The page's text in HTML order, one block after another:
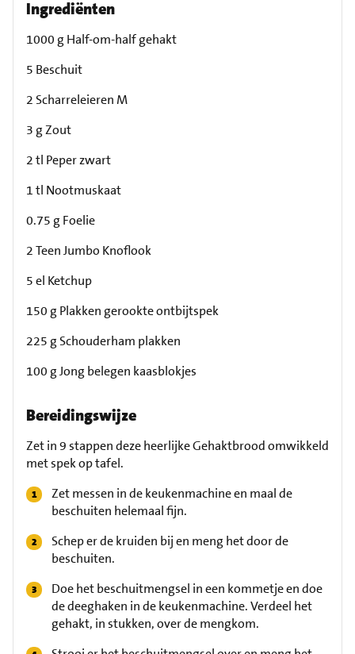
Ingrediënten
1000 g Half-om-half gehakt
5 Beschuit
2 Scharreleieren M
3 g Zout
2 tl Peper zwart
1 tl Nootmuskaat
0.75 g Foelie
2 Teen Jumbo Knoflook
5 el Ketchup
150 g Plakken gerookte ontbijtspek
225 g Schouderham plakken
100 g Jong belegen kaasblokjes
Bereidingswijze
Zet in 9 stappen deze heerlijke Gehaktbrood omwikkeld
met spek op tafel.
Zet messen in de keukenmachine en maal de
beschuiten helemaal fijn.
Schep er de kruiden bij en meng het door de
beschuiten.
Doe het beschuitmengsel in een kommetje en doe
de deeghaken in de keukenmachine. Verdeel het
gehakt, in stukken, over de mengkom.